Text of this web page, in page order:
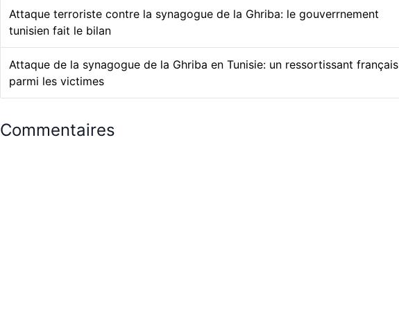
Attaque terroriste contre la synagogue de la Ghriba: le gouverrnement
tunisien fait le bilan
Attaque de la synagogue de la Ghriba en Tunisie: un ressortissant français
parmi les victimes
Commentaires